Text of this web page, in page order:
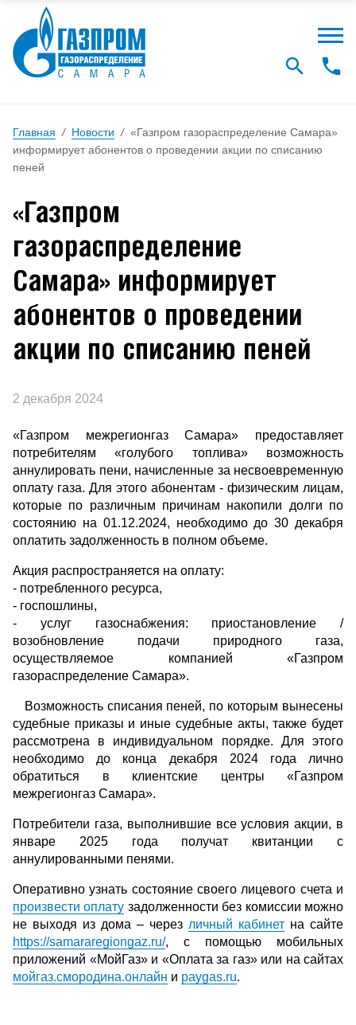
Главная / Новости / «Газпром газораспределение Самара»
информирует абонентов о проведении акции по списанию
пеней
«Газпром
газораспределение
Самара» информирует
абонентов о проведении
акции по списанию пеней
2 декабря 2024
«Газпром межрегионгаз Самара» предоставляет
потребителям «голубого топлива» возможность
аннулировать пени, начисленные за несвоевременную
оплату газа. Для этого абонентам - физическим лицам,
которые по различным причинам накопили долги по
состоянию на 01.12.2024, необходимо до 30 декабря
оплатить задолженность в полном объеме.
Акция распространяется на оплату:
- потребленного ресурса,
- госпошлины,
- услуг газоснабжения: приостановление /
возобновление подачи природного газа,
осуществляемое компанией «Газпром
газораспределение Самара».
Возможность списания пеней, по которым вынесены
судебные приказы и иные судебные акты, также будет
рассмотрена в индивидуальном порядке. Для этого
необходимо до конца декабря 2024 года лично
обратиться в клиентские центры «Газпром
межрегионгаз Самара».
Потребители газа, выполнившие все условия акции, в
январе 2025 года получат квитанции с
аннулированными пенями.
Оперативно узнать состояние своего лицевого счета и
произвести оплату задолженности без комиссии можно
не выходя из дома – через личный кабинет на сайте
https://samararegiongaz.ru/, с помощью мобильных
приложений «МойГаз» и «Оплата за газ» или на сайтах
мойгаз.смородина.онлайн и paygas.ru.